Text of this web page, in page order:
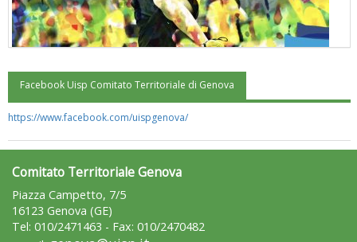
"Superare gli ostacoli": la relazione di Tiziano Pesce al CN Uisp
Facebook Uisp Comitato Territoriale di Genova
https://www.facebook.com/uispgenova/
Comitato Territoriale Genova
Piazza Campetto, 7/5
16123 Genova (GE)
Tel: 010/2471463 - Fax: 010/2470482